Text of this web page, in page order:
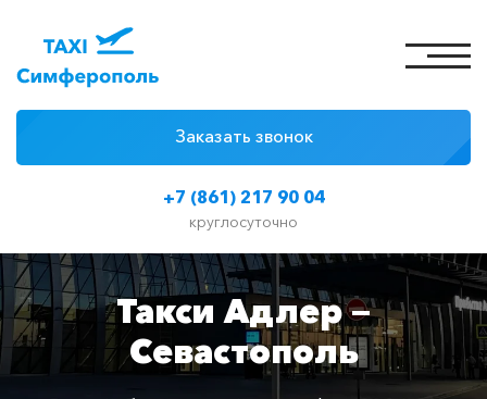
+7 (861) 217 90 04
круглосуточно
Заказать звонок
Цены на такси
Классы автомобилей
Отзывы
Контакты
Такси Адлер —
Севастополь